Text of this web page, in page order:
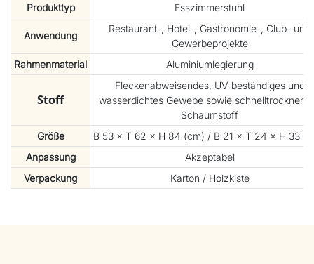
Produkttyp Esszimmerstuhl
Anwendung
Restaurant-, Hotel-, Gastronomie-, Club- und
Gewerbeprojekte
Rahmenmaterial
Aluminiumlegierung
Stoff
Fleckenabweisendes, UV-beständiges und
wasserdichtes Gewebe sowie
Schaumstoff
Größe
B 53 × T 62 × H 84 (cm) / B 21 × T 24 × H 33
Anpassung
Akzeptabel
Verpackung
Karton / Holzkiste